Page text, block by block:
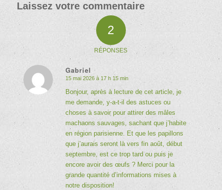
Laissez votre commentaire
2
RÉPONSES
Gabriel
dit
:
15 mai 2026 à 17 h 15 min
Bonjour, après à lecture de cet article, je
me demande, y-a-t-il des astuces ou
choses à savoir pour attirer des mâles
machaons sauvages, sachant que j’habite
en région parisienne. Et que les papillons
que j’aurais seront là vers fin août, début
septembre, est ce trop tard ou puis je
encore avoir des œufs ? Merci pour la
grande quantité d’informations mises à
notre disposition!